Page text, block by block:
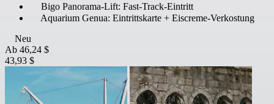
Bigo Panorama-Lift: Fast-Track-Eintritt
Aquarium Genua: Eintrittskarte + Eiscreme-Verkostung
Neu
Ab 46,24 $
43,93 $